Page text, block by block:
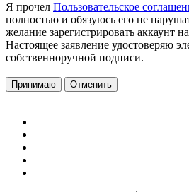
Я прочел Пользовательское
полностью и обязуюсь его не
желание зарегистрировать аккаунт
Настоящее заявление удостоверяю
собственноручной подписи.
Принимаю Отменить